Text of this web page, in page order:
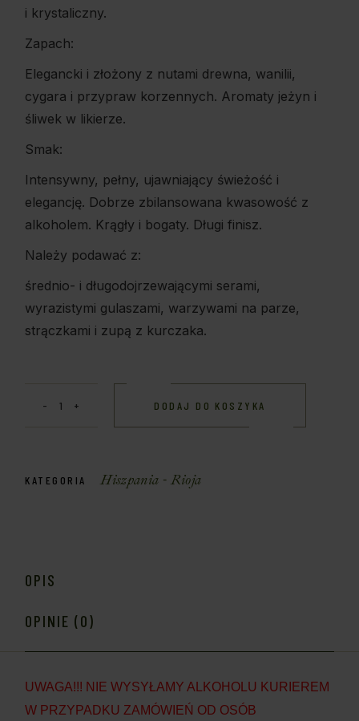
i krystaliczny.
Zapach:
Elegancki i złożony z nutami drewna, wanilii,
cygara i przypraw korzennych. Aromaty jeżyn i
śliwek w likierze.
Smak:
Intensywny, pełny, ujawniający świeżość i
elegancję. Dobrze zbilansowana kwasowość z
alkoholem. Krągły i bogaty. Długi finisz.
Należy podawać z:
średnio- i długodojrzewającymi serami,
wyrazistymi gulaszami, warzywami na parze,
strączkami i zupą z kurczaka.
DODAJ DO KOSZYKA
KATEGORIA Hiszpania - Rioja
OPIS
OPINIE (0)
UWAGA!!! NIE WYSYŁAMY ALKOHOLU KURIEREM
W PRZYPADKU ZAMÓWIEŃ OD OSÓB